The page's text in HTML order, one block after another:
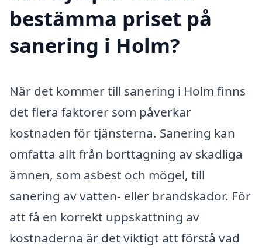
bestämma priset på
sanering i Holm?
När det kommer till sanering i Holm finns
det flera faktorer som påverkar
kostnaden för tjänsterna. Sanering kan
omfatta allt från borttagning av skadliga
ämnen, som asbest och mögel, till
sanering av vatten- eller brandskador. För
att få en korrekt uppskattning av
kostnaderna är det viktigt att förstå vad